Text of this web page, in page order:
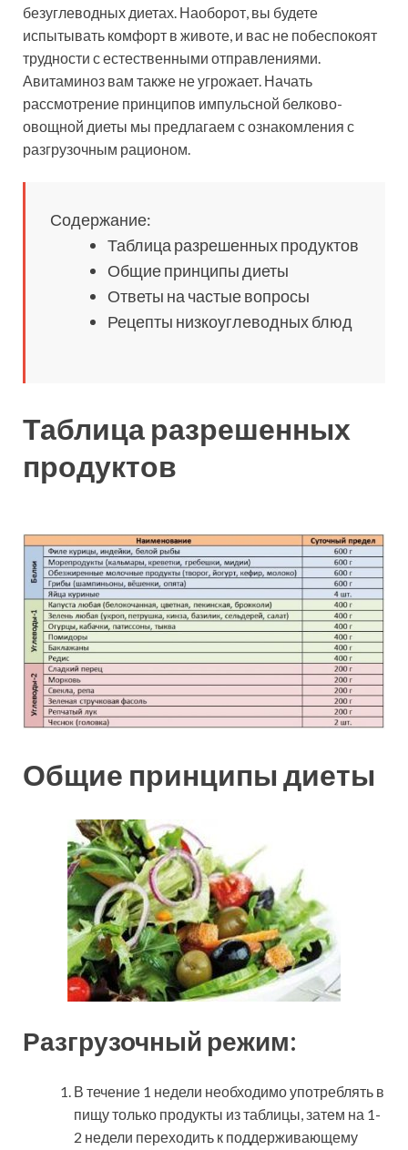
безуглеводных диетах. Наоборот, вы будете
испытывать комфорт в животе, и вас не побеспокоят
трудности с естественными отправлениями.
Авитаминоз вам также не угрожает. Начать
рассмотрение принципов импульсной белково-
овощной диеты мы предлагаем с ознакомления с
разгрузочным рационом.
Содержание:
Таблица разрешенных продуктов
Общие принципы диеты
Ответы на частые вопросы
Рецепты низкоуглеводных блюд
Таблица разрешенных
продуктов
Общие принципы диеты
Разгрузочный режим:
В течение 1 недели необходимо употреблять в
пищу только продукты из таблицы, затем на 1-
2 недели переходить к поддерживающему